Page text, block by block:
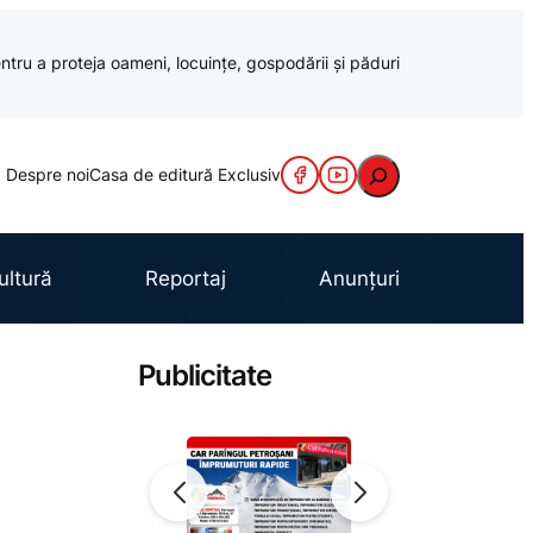
a proteja oameni, locuințe, gospodării și păduri
Despre noiCasa de editură Exclusiv Caută
Reportaj Anunțuri
Publicitate